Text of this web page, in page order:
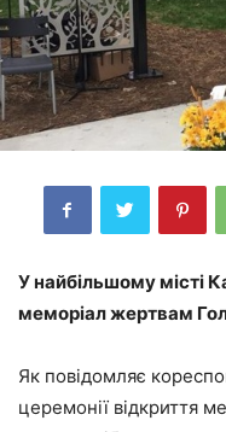
У найбільшому місті
меморіал жертвам
Як повідомляє
церемонії відкриття